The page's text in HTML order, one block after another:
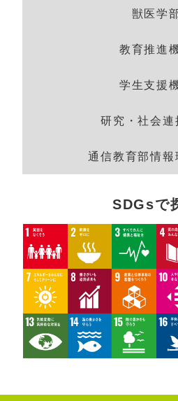
獣医学
教育推進
学生支援
研究・社会連
通信教育部情報
SDGsで